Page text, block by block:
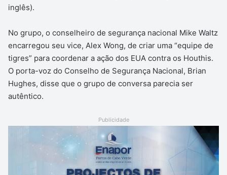
inglês).
No grupo, o conselheiro de segurança nacional Mike Waltz
encarregou seu vice, Alex Wong, de criar uma “equipe de
tigres” para coordenar a ação dos EUA contra os Houthis.
O porta-voz do Conselho de Segurança Nacional, Brian
Hughes, disse que o grupo de conversa parecia ser
autêntico.
Publicidade